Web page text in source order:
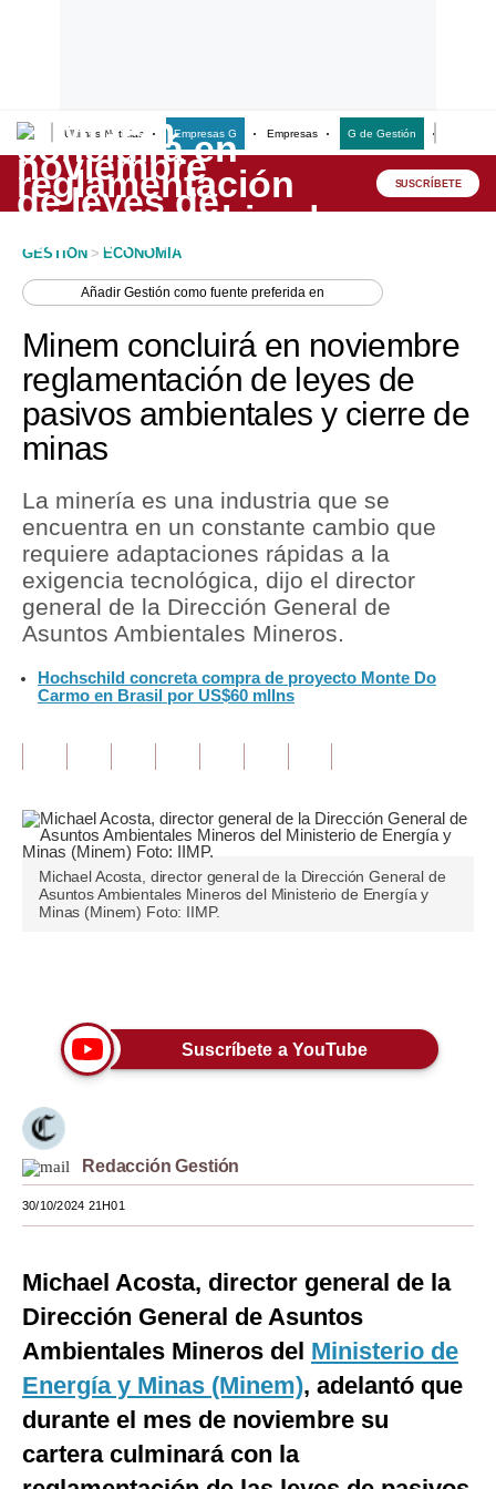
Últimas Noticias Empresas G Empresas G de Gestión
Lo último
Peru Quiosco
Economía
Mercados
Perú
Política
Tu Dinero
Finanzas Personales
Inmobiliarias
Plus G
Blogs
Tendencias
Moda
Estilos
Mundo
EEUU
México
Internacional
Club del Suscriptor
Mix
G de Gestión
SUSCRÍBETE
GESTION > ECONOMIA
AñadirGestión como fuente preferida en
Minem concluirá en noviembre
reglamentación de leyes de
pasivos ambientales y cierre de
minas
La minería es una industria que se
encuentra en un constante cambio que
requiere adaptaciones rápidas a la
exigencia tecnológica, dijo el director
general de la Dirección General de
Asuntos Ambientales Mineros.
Hochschild concreta compra de proyecto Monte Do
Carmo en Brasil por US$60 mllns
Michael Acosta, director general de la Dirección General de
Asuntos Ambientales Mineros del Ministerio de Energía y
Minas (Minem) Foto: IIMP.
Suscríbete a YouTube
Redacción Gestión
30/10/2024 21H01
Michael Acosta, director general de la
Dirección General de Asuntos
Ambientales Mineros del Ministerio de
Energía y Minas (Minem), adelantó que
durante el mes de noviembre su
cartera culminará con la